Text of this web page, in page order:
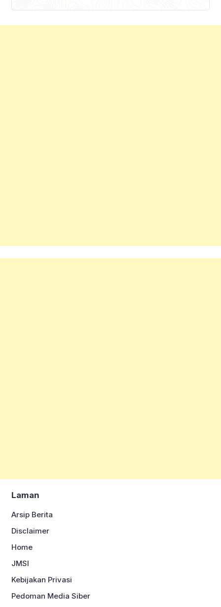
Laman
Arsip Berita
Disclaimer
Home
JMSI
Kebijakan Privasi
Pedoman Media Siber